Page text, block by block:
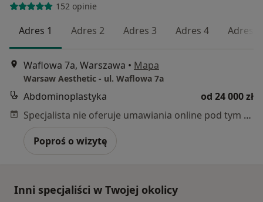
152 opinie
Adres 1 Adres 2 Adres 3 Adres 4 Adres 5
Waflowa 7a, Warszawa • Mapa
Warsaw Aesthetic - ul. Waflowa 7a
Abdominoplastyka
od 24 000 zł
Specjalista nie oferuje umawiania online pod tym adresem.
Poproś o wizytę
Inni specjaliści w Twojej okolicy